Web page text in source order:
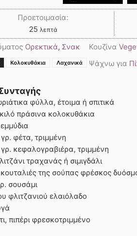
Προετοιμασία:
25 λεπτά
Ορεκτικά, Σνακ Κουζίνα
Κολοκυθάκια Λαχανικά Ψάχνω για
φύλλα, έτοιμα ή σπιτικά
πράσινα κολοκυθάκια
φέτα, τριμμένη
κεφαλογραβιέρα, τριμμένη
τραχανάς ή σιμιγδάλι
της σούπας φρέσκος
σουσάμι
φλιτζανιού ελαιόλαδο
πιπέρι φρεσκοτριμμένο